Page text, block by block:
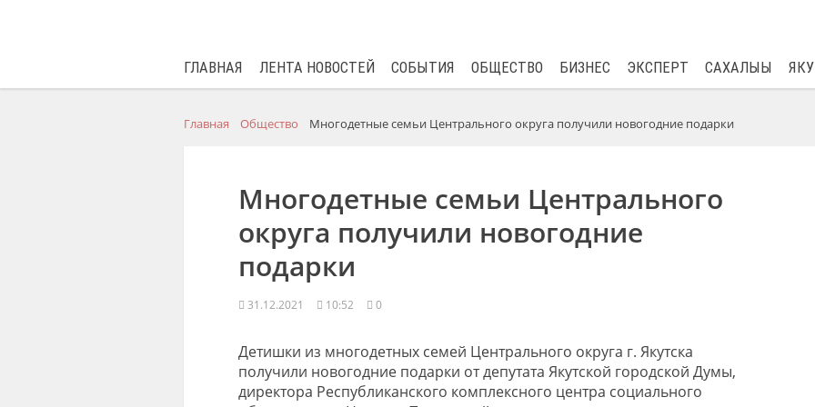
ГЛАВНАЯ ЛЕНТА НОВОСТЕЙ СОБЫТИЯ ОБЩЕСТВО БИЗНЕС ЭКСПЕРТ САХАЛЫЫ
Главная Общество Многодетные семьи Центрального округа получили новогодние подарки
Многодетные семьи Центрального
округа получили новогодние
подарки
31.12.2021 10:52 0
Детишки из многодетных семей Центрального округа г. Якутска
получили новогодние подарки от депутата Якутской городской Думы,
директора Республиканского комплексного центра социального